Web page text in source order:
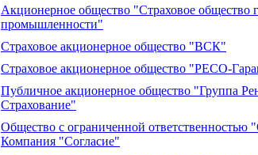
Акционерное общество "Страховое общество
промышленности"
Страховое акционерное общество "ВСК"
Страховое акционерное общество "РЕСО-
Публичное акционерное общество "Группа
Страхование"
Общество с ограниченной ответственностью
Компания "Согласие"